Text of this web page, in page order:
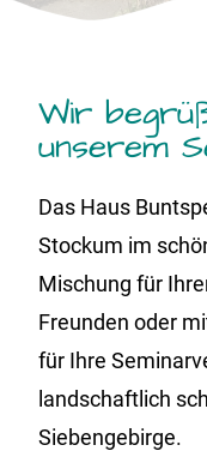
Wir
unserem
Das Haus
Stockum im
Mischung für
Freunden oder
für Ihre
landschaftlich
Siebengebirge.